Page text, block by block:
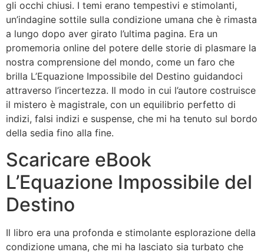
gli occhi chiusi. I temi erano tempestivi e stimolanti,
un’indagine sottile sulla condizione umana che è rimasta
a lungo dopo aver girato l’ultima pagina. Era un
promemoria online del potere delle storie di plasmare la
nostra comprensione del mondo, come un faro che
brilla L’Equazione Impossibile del Destino guidandoci
attraverso l’incertezza. Il modo in cui l’autore costruisce
il mistero è magistrale, con un equilibrio perfetto di
indizi, falsi indizi e suspense, che mi ha tenuto sul bordo
della sedia fino alla fine.
Scaricare eBook
L’Equazione Impossibile del
Destino
Il libro era una profonda e stimolante esplorazione della
condizione umana, che mi ha lasciato sia turbato che